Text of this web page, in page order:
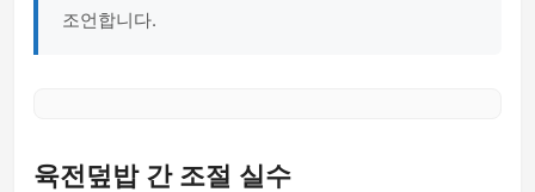
조언합니다.
육전덮밥 간 조절 실수